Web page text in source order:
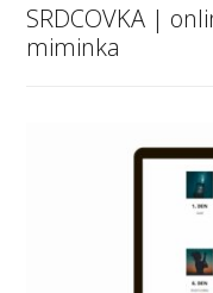
SRDCOVKA |
miminka